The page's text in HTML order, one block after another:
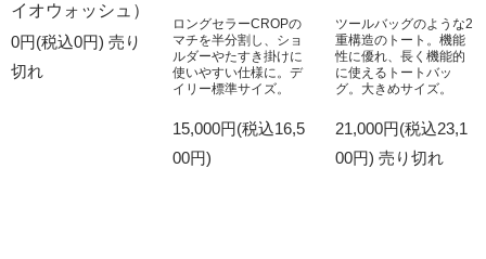
イオウォッシュ）
0円(税込0円) 売り
切れ
ロングセラーCROPの
マチを半分割し、ショ
ルダーやたすき掛けに
使いやすい仕様に。デ
イリー標準サイズ。
15,000円(税込16,5
00円)
ツールバッグのような2
重構造のトート。機能
性に優れ、長く機能的
に使えるトートバッ
グ。大きめサイズ。
21,000円(税込23,1
00円) 売り切れ